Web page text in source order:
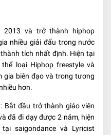
và trở thành hiphop
nhiều giải đấu trong nước
tích nhất định. Hiện tại
loại Hiphop freestyle và
gia biên đạo và trong tương
hơn.
Bắt đầu trở thành giáo viên
đã đi dạy được 2 năm, hiện
saigondance và Lyricist